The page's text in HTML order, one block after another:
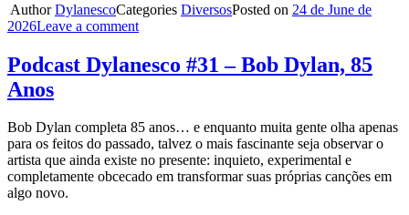
AuthorDylanescoCategories DiversosPosted on 24 de June de
2026Leave a comment
Podcast Dylanesco #31 – Bob Dylan, 85
Anos
Bob Dylan completa 85 anos… e enquanto muita gente olha apenas
para os feitos do passado, talvez o mais fascinante seja observar o
artista que ainda existe no presente: inquieto, experimental e
completamente obcecado em transformar suas próprias canções em
algo novo.